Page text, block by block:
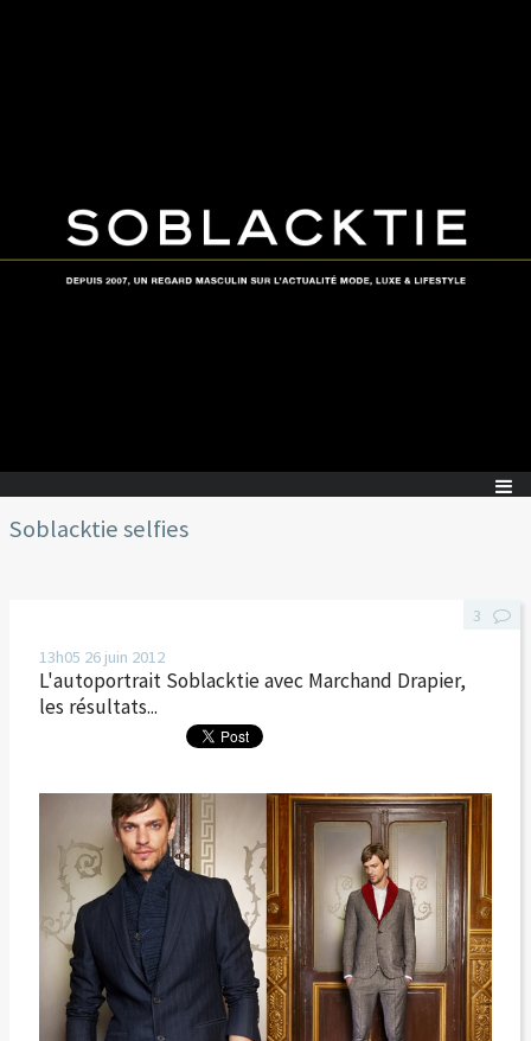
Soblacktie selfies
13h05 26 juin 2012
L'autoportrait Soblacktie avec Marchand Drapier,
les résultats...
3